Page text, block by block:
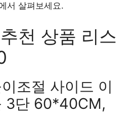
서 살펴보세요.
천 상품 리스
조절 사이드 이
3단 60*40CM,